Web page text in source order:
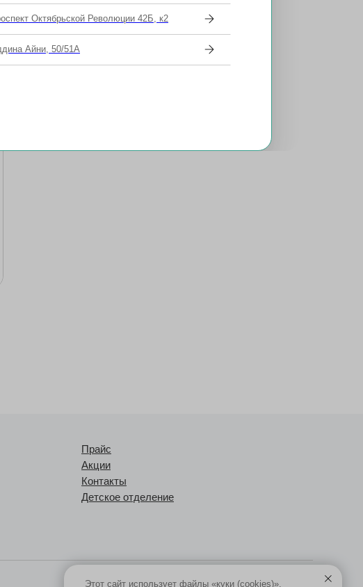
Прайс
Акции
Контакты
Детское отделение
Этот сайт использует файлы «куки (cookies)».
Октябрьской Революции 42Б, к2
Айни, 50/51А